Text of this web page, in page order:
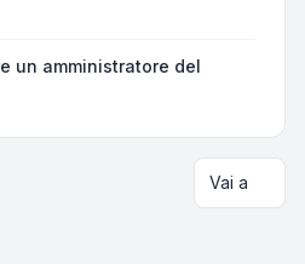
un amministratore del
Vai a